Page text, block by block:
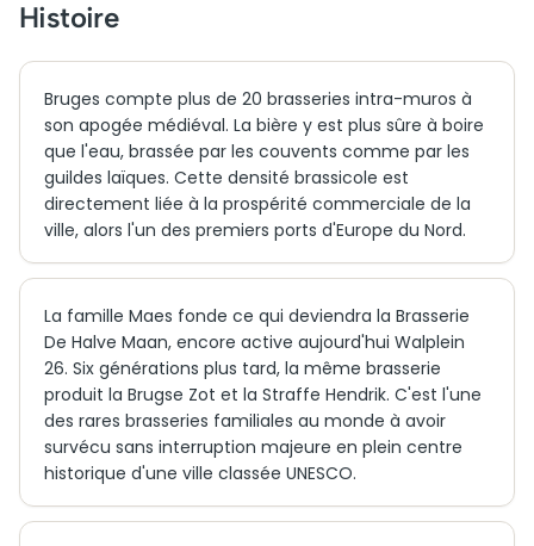
Histoire
Bruges compte plus de 20 brasseries intra-muros à
son apogée médiéval. La bière y est plus sûre à boire
que l'eau, brassée par les couvents comme par les
guildes laïques. Cette densité brassicole est
directement liée à la prospérité commerciale de la
ville, alors l'un des premiers ports d'Europe du Nord.
La famille Maes fonde ce qui deviendra la Brasserie
De Halve Maan, encore active aujourd'hui Walplein
26. Six générations plus tard, la même brasserie
produit la Brugse Zot et la Straffe Hendrik. C'est l'une
des rares brasseries familiales au monde à avoir
survécu sans interruption majeure en plein centre
historique d'une ville classée UNESCO.